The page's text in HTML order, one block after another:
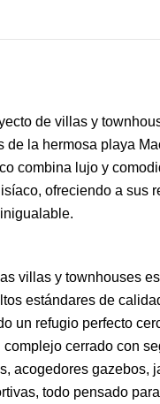
de villas y
de la hermosa playa
combina lujo y
ofreciendo a sus
villas y townhouses
estándares de
un refugio perfecto
complejo cerrado con
acogedores gazebos,
todo pensado